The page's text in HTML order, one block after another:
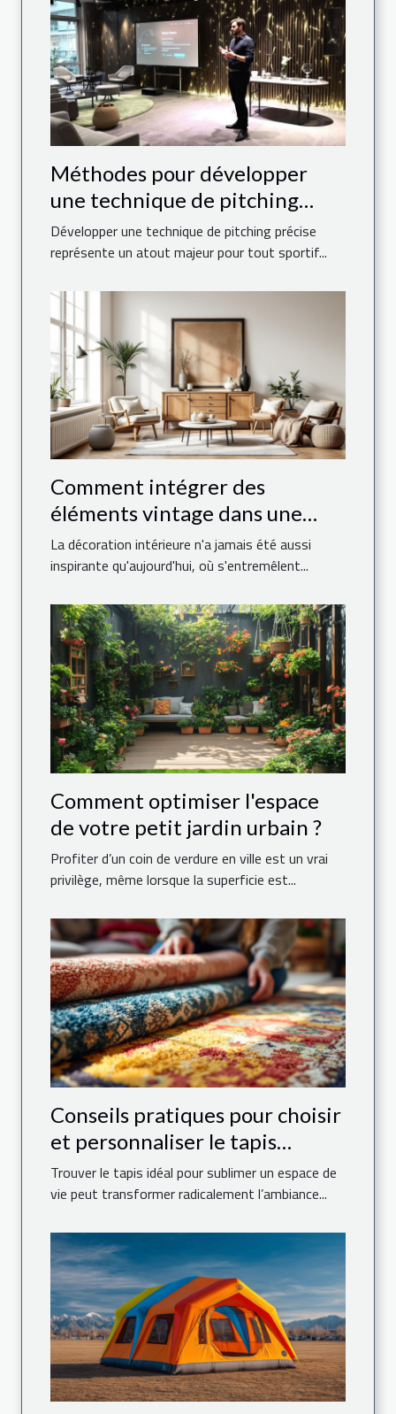
Méthodes pour développer
une technique de pitching
précise
Développer une technique de pitching précise
représente un atout majeur pour tout sportif...
Comment intégrer des
éléments vintage dans une
décoration moderne ?
La décoration intérieure n'a jamais été aussi
inspirante qu'aujourd'hui, où s'entremêlent...
Comment optimiser l'espace
de votre petit jardin urbain ?
Profiter d’un coin de verdure en ville est un vrai
privilège, même lorsque la superficie est...
Conseils pratiques pour choisir
et personnaliser le tapis
parfait pour votre maison
Trouver le tapis idéal pour sublimer un espace de
vie peut transformer radicalement l’ambiance...